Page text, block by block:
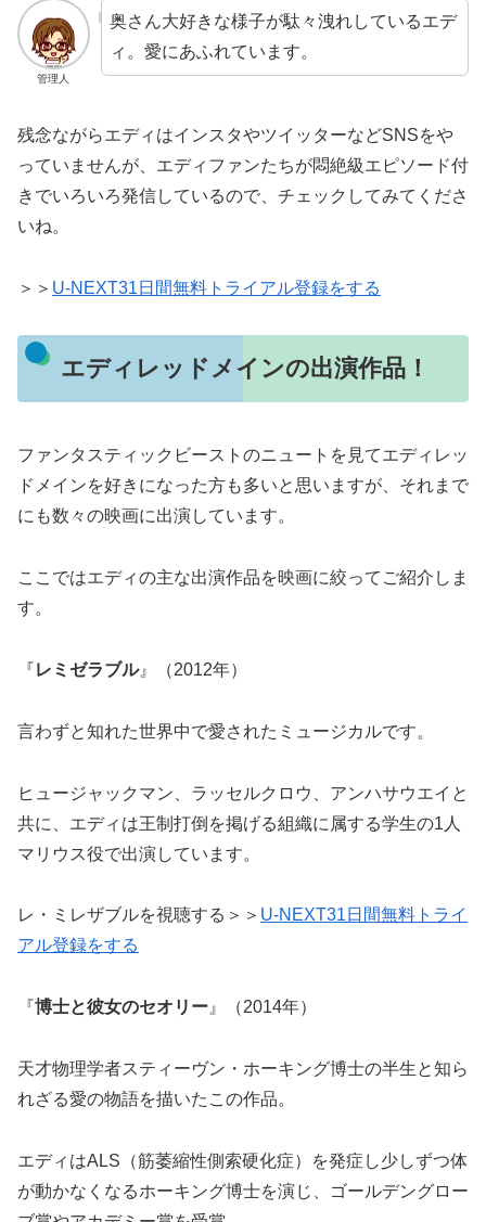
管理人
奥さん大好きな様子が駄々洩れしているエデ
ィ。愛にあふれています。
残念ながらエディはインスタやツイッターなどSNSをや
っていませんが、エディファンたちが悶絶級エピソード付
きでいろいろ発信しているので、チェックしてみてくださ
いね。
＞＞ U-NEXT31日間無料トライアル登録をする
エディレッドメインの出演作品！
ファンタスティックビーストのニュートを見てエディレッ
ドメインを好きになった方も多いと思いますが、それまで
にも数々の映画に出演しています。
ここではエディの主な出演作品を映画に絞ってご紹介しま
す。
『レミゼラブル』（2012年）
言わずと知れた世界中で愛されたミュージカルです。
ヒュージャックマン、ラッセルクロウ、アンハサウエイと
共に、エディは王制打倒を掲げる組織に属する学生の1人
マリウス役で出演しています。
レ・ミレザブルを視聴する＞＞ U-NEXT31日間無料トライ
アル登録をする
『博士と彼女のセオリー 』（2014年）
天才物理学者スティーヴン・ホーキング博士の半生と知ら
れざる愛の物語を描いたこの作品。
エディはALS（筋萎縮性側索硬化症）を発症し少しずつ体
が動かなくなるホーキング博士を演じ、ゴールデングロー